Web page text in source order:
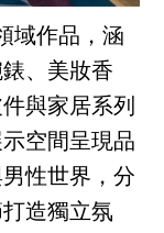
域作品，涵
、美妝香
與家居系列
空間呈現品
性世界，分
造獨立氛